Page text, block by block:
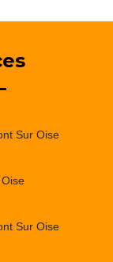
Sur Oise
Sur Oise